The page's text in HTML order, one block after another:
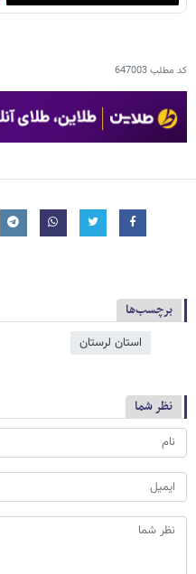
کد مطلب647003
برچسب‌ها
استان لرستان
نظر شما